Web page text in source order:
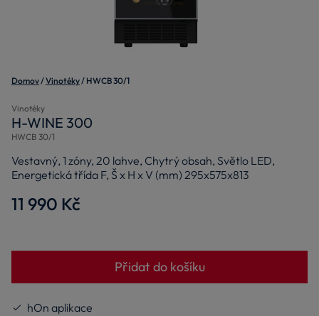
Domov Vinotéky HWCB 30/1
Vinotéky
H-WINE 300
HWCB 30/1
Vestavný, 1 zóny, 20 lahve, Chytrý obsah, Světlo LED,
Energetická třída F, Š x H x V (mm) 295x575x813
11 990 Kč
Přidat do košíku
hOn aplikace